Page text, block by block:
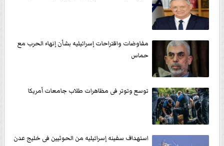
مفاوضات واقتراحات إسرائيليه بشأن إنهاء الحرب مع
حماس
توسع وتوتر فى مظاهرات طلاب جامعات أمريكا
استهداف سفينه إسرائيليه من الحوثيين فى خليج عدن